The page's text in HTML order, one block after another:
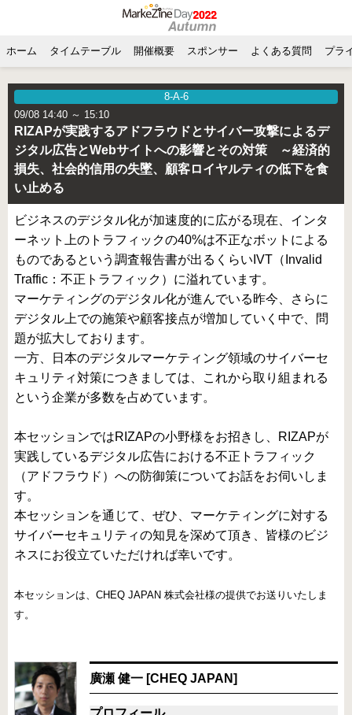
ホーム タイムテーブル 開催概要 スポンサー よくある質問 プラ
8-A-6
09/08 14:40 ～ 15:10
RIZAPが実践するアドフラウドとサイバー攻撃によるデ
ジタル広告とWebサイトへの影響とその対策 ～経済的
損失、社会的信用の失墜、顧客ロイヤルティの低下を食
い止める
ビジネスのデジタル化が加速度的に広がる現在、インタ
ーネット上のトラフィックの40%は不正なボットによる
ものであるという調査報告書が出るくらいIVT（Invalid
Traffic：不正トラフィック）に溢れています。
マーケティングのデジタル化が進んでいる昨今、さらに
デジタル上での施策や顧客接点が増加していく中で、問
題が拡大しております。
一方、日本のデジタルマーケティング領域のサイバーセ
キュリティ対策につきましては、これから取り組まれる
という企業が多数を占めています。
本セッションではRIZAPの小野様をお招きし、RIZAPが
実践しているデジタル広告における不正トラフィック
（アドフラウド）への防御策についてお話をお伺いしま
す。
本セッションを通じて、ぜひ、マーケティングに対する
サイバーセキュリティの知見を深めて頂き、皆様のビジ
ネスにお役立ていただければ幸いです。
本セッションは、CHEQ JAPAN 株式会社様の提供でお送りいたしま
す。
廣瀬 健一 [CHEQ JAPAN]